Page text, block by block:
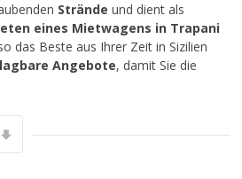
Strände und dient als
eines Mietwagens in Trapani
das Beste aus Ihrer Zeit in Sizilien
Angebote, damit Sie die
Mit eLink anmelden